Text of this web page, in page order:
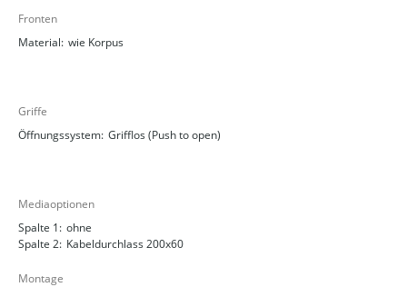
Fronten
Material: wie Korpus
Griffe
Öffnungssystem: Grifflos (Push to open)
Mediaoptionen
Spalte 1: ohne
Spalte 2: Kabeldurchlass 200x60
Montage